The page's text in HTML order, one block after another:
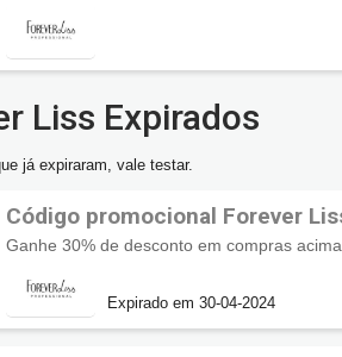
Liss Expirados
já expiraram, vale testar.
Ganhe 30% de desconto em compras
Expirado em 30-04-2024